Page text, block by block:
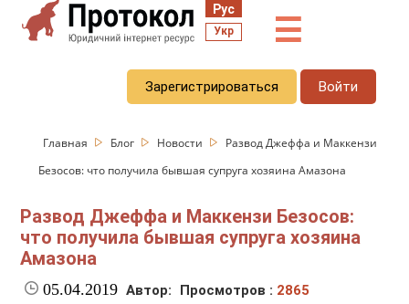
Рус
Укр ☰
Зарегистрироваться Войти
Главная Блог Новости
Развод Джеффа и Маккензи
Безосов: что получила бывшая супруга хозяина Амазона
Развод Джеффа и Маккензи Безосов:
что получила бывшая супруга хозяина
Амазона
05.04.2019 Автор: Просмотров : 2865